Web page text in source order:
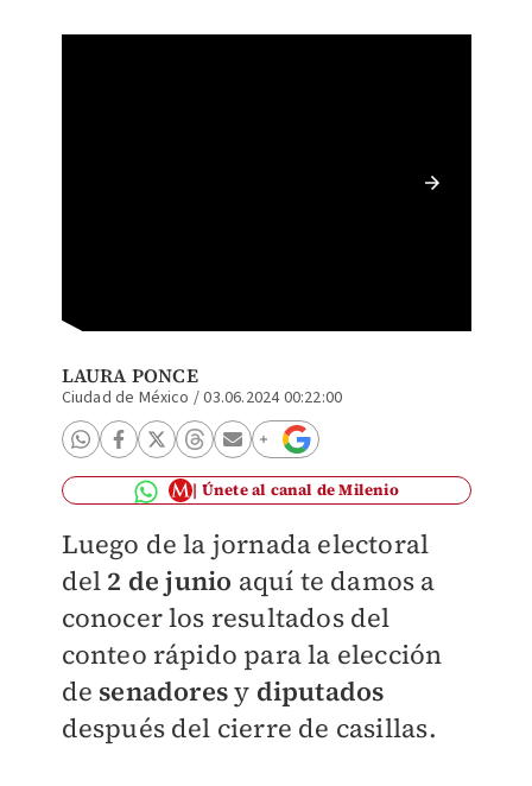
LAURA PONCE
Ciudad de México /03.06.2024 00:22:00
Únete al canal de Milenio
Luego de la jornada electoral
del 2 de junio aquí te damos a
conocer los resultados del
conteo rápido para la elección
de senadoresy diputados
después del cierre de casillas.